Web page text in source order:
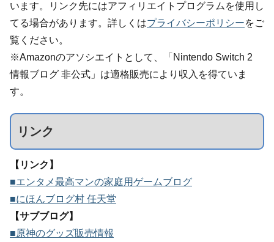
います。リンク先にはアフィリエイトプログラムを使用し
てる場合があります。詳しくはプライバシーポリシーをご
覧ください。
※Amazonのアソシエイトとして、「Nintendo Switch 2
情報ブログ 非公式」は適格販売により収入を得ていま
す。
リンク
【リンク】
■エンタメ最高マンの家庭用ゲームブログ
■にほんブログ村 任天堂
【サブブログ】
■原神のグッズ販売情報